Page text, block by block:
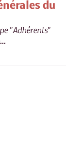
du
"Adhérents"
...